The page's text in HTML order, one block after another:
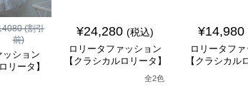
(割引
前)
ッション
リータ】
¥24,280 (税込)
ロリータファッション
【クラシカルロリータ】
シャーリングレースフリ
ルシフォンスカートドレ
全2色
¥14,980
ロリータフ
【クラシカル